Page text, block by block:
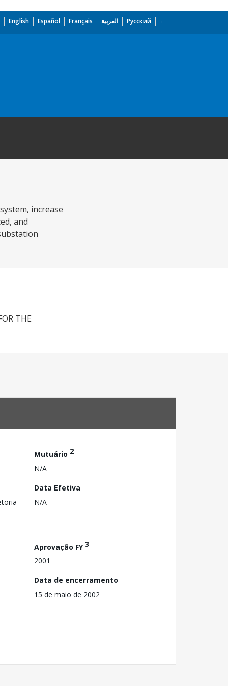
English Español Français العربية Русский
increase
and
THE
Mutuário 2
N/A
Data Efetiva
N/A
Aprovação FY3
2001
Data de encerramento
15 de maio de 2002